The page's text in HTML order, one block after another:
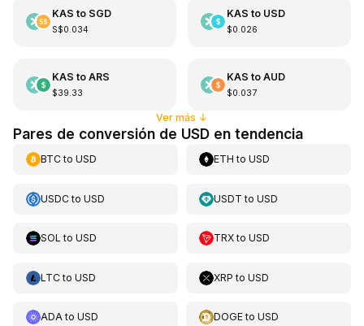
KAS to SGD
S$0.034
KAS to USD
$0.026
KAS to ARS
$39.33
KAS to AUD
$0.037
Ver más ↓
Pares de conversión de USD en tendencia
BTCto USD ETH toUSD
USDCto USD USDT toUSD
SOL to USD TRXtoUSD
LTCto USD XRP toUSD
ADAto USD DOGEtoUSD